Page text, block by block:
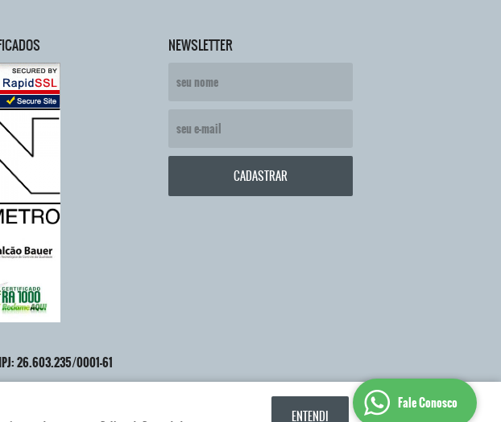
NEWSLETTER
CADASTRAR
26.603.235/0001-61
ENTENDI
Fale Conosco